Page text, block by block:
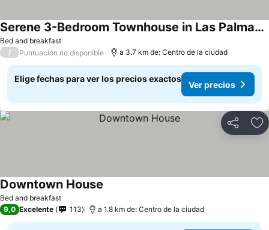
Bed and breakfast
Serene 3-Bedroom Townhouse in Las Palmas de Gran Canaria
/ Puntuación no disponible a 3.7 km de: Centro de la ciudad
Elige fechas para ver los precios exactos
Ver precios
Compartir
Bed and breakfast
Downtown House
9,0 Excelente 113 a 1.8 km de: Centro de la ciudad